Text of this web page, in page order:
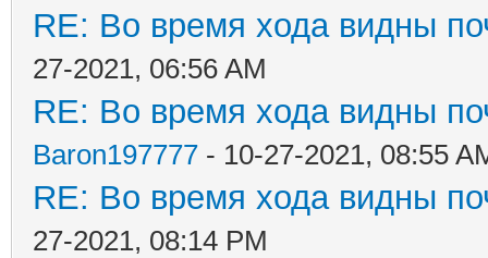
RE: Во время хода видны
27-2021, 06:56 AM
RE: Во время хода видны
Baron197777 - 10-27-2021, 08:55
RE: Во время хода видны
27-2021, 08:14 PM